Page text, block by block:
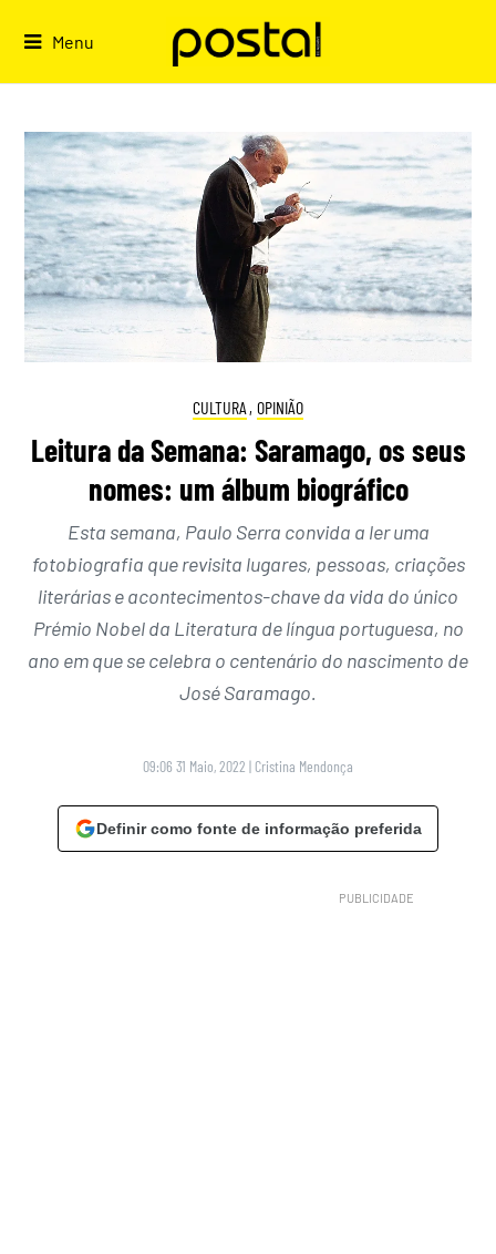
Menu
CULTURA , OPINIÃO
Leitura da Semana: Saramago, os seus
nomes: um álbum biográfico
Esta semana, Paulo Serra convida a ler uma
fotobiografia que revisita lugares, pessoas, criações
literárias e acontecimentos-chave da vida do único
Prémio Nobel da Literatura de língua portuguesa, no
ano em que se celebra o centenário do nascimento de
José Saramago.
09:06 31 Maio, 2022 | Cristina Mendonça
Definir como fonte de informação preferida